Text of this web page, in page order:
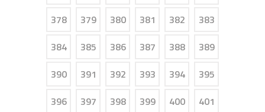
378
379 380 381 382
383
384
385 386 387 388
389
390
391 392 393 394
395
396
397 398 399 400 401